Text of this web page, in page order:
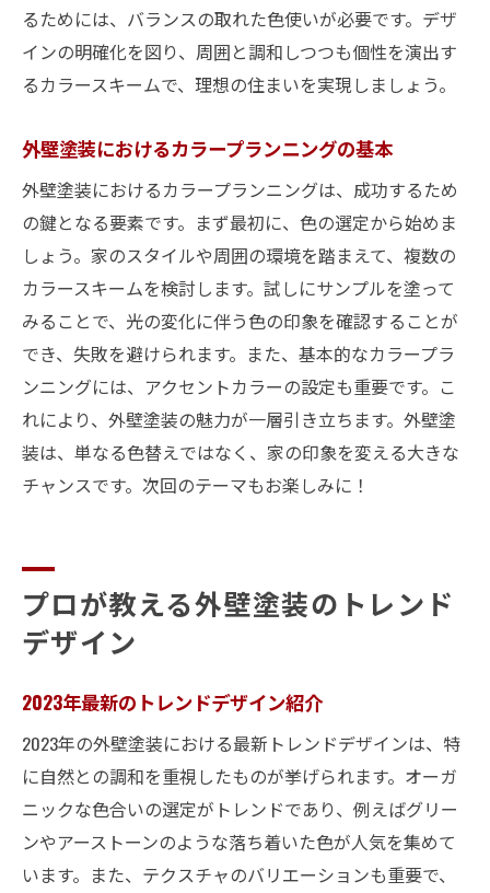
るためには、バランスの取れた色使いが必要です。デザ
インの明確化を図り、周囲と調和しつつも個性を演出す
るカラースキームで、理想の住まいを実現しましょう。
外壁塗装におけるカラープランニングの基本
外壁塗装におけるカラープランニングは、成功するため
の鍵となる要素です。まず最初に、色の選定から始めま
しょう。家のスタイルや周囲の環境を踏まえて、複数の
カラースキームを検討します。試しにサンプルを塗って
みることで、光の変化に伴う色の印象を確認することが
でき、失敗を避けられます。また、基本的なカラープラ
ンニングには、アクセントカラーの設定も重要です。こ
れにより、外壁塗装の魅力が一層引き立ちます。外壁塗
装は、単なる色替えではなく、家の印象を変える大きな
チャンスです。次回のテーマもお楽しみに！
プロが教える外壁塗装のトレンド
デザイン
2023年最新のトレンドデザイン紹介
2023年の外壁塗装における最新トレンドデザインは、特
に自然との調和を重視したものが挙げられます。オーガ
ニックな色合いの選定がトレンドであり、例えばグリー
ンやアーストーンのような落ち着いた色が人気を集めて
います。また、テクスチャのバリエーションも重要で、